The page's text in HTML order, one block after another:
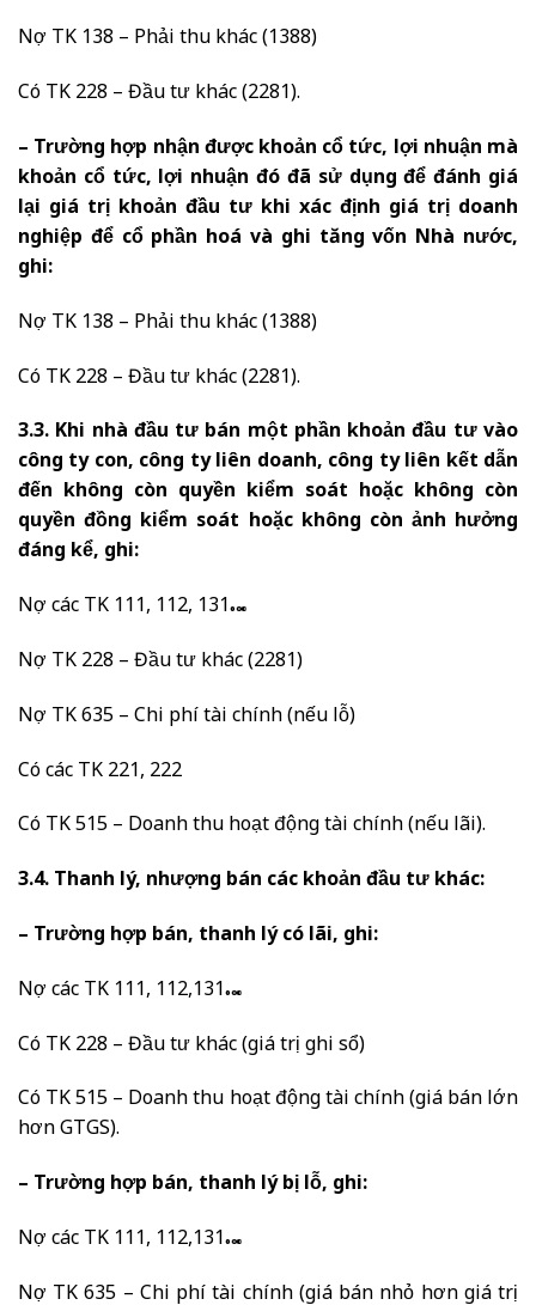
Nợ TK 138 – Phải thu khác (1388)
Có TK 228 – Đầu tư khác (2281).
– Trường hợp nhận được khoản cổ tức, lợi nhuận mà
khoản cổ tức, lợi nhuận đó đã sử dụng để đánh giá
lại giá trị khoản đầu tư khi xác định giá trị doanh
nghiệp để cổ phần hoá và ghi tăng vốn Nhà nước,
ghi:
Nợ TK 138 – Phải thu khác (1388)
Có TK 228 – Đầu tư khác (2281).
3.3. Khi nhà đầu tư bán một phần khoản đầu tư vào
công ty con, công ty liên doanh, công ty liên kết dẫn
đến không còn quyền kiểm soát hoặc không còn
quyền đồng kiểm soát hoặc không còn ảnh hưởng
đáng kể, ghi:
Nợ các TK 111, 112, 131…
Nợ TK 228 – Đầu tư khác (2281)
Nợ TK 635 – Chi phí tài chính (nếu lỗ)
Có các TK 221, 222
Có TK 515 – Doanh thu hoạt động tài chính (nếu lãi).
3.4. Thanh lý, nhượng bán các khoản đầu tư khác:
– Trường hợp bán, thanh lý có lãi, ghi:
Nợ các TK 111, 112,131…
Có TK 228 – Đầu tư khác (giá trị ghi sổ)
Có TK 515 – Doanh thu hoạt động tài chính (giá bán lớn
hơn GTGS).
– Trường hợp bán, thanh lý bị lỗ, ghi:
Nợ các TK 111, 112,131…
Nợ TK 635 – Chi phí tài chính (giá bán nhỏ hơn giá trị